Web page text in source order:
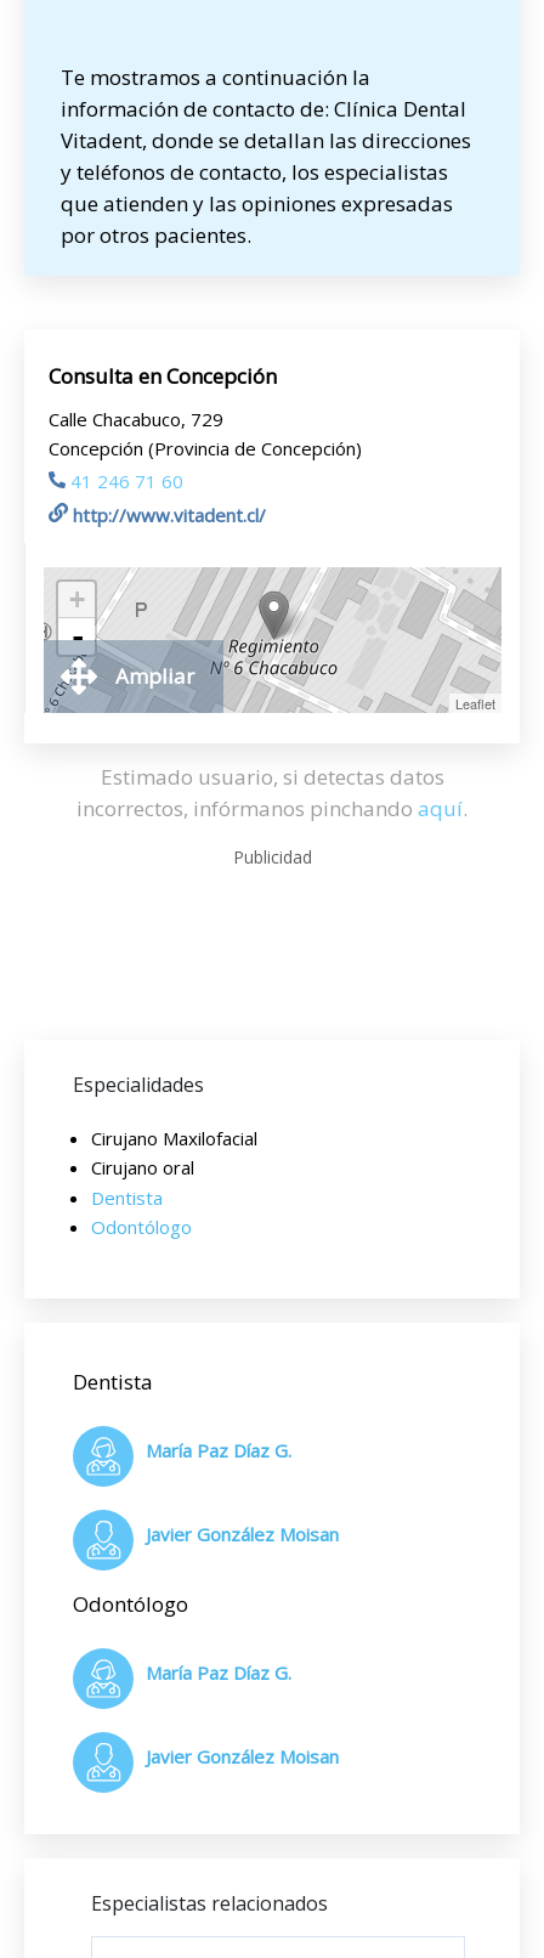
Te mostramos a continuación la
información de contacto de: Clínica Dental
Vitadent, donde se detallan las direcciones
y teléfonos de contacto, los especialistas
que atienden y las opiniones expresadas
por otros pacientes.
Consulta en Concepción
Calle Chacabuco, 729
Concepción (Provincia de Concepción)
41 246 71 60
http://www.vitadent.cl/
+
-
Leaflet
Ampliar
Estimado usuario, si detectas datos
incorrectos, infórmanos pinchando aquí.
Publicidad
Especialidades
Cirujano Maxilofacial
Cirujano oral
Dentista
Odontólogo
Dentista
María Paz Díaz G.
Javier González Moisan
Odontólogo
María Paz Díaz G.
Javier González Moisan
Especialistas relacionados